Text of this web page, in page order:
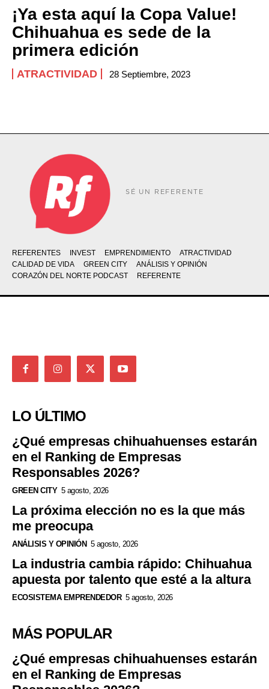
¡Ya esta aquí la Copa Value!
Chihuahua es sede de la
primera edición
ATRACTIVIDAD 28 Septiembre, 2023
SÉ UN REFERENTE
REFERENTES INVEST EMPRENDIMIENTO
ATRACTIVIDAD
CALIDAD DE VIDA
GREEN CITY
ANÁLISIS Y OPINIÓN
CORAZÓN DEL NORTE PODCAST
REFERENTE
LO ÚLTIMO
¿Qué empresas chihuahuenses estarán
en el Ranking de Empresas
Responsables 2026?
GREEN CITY 5 agosto, 2026
La próxima elección no es la que más
me preocupa
ANÁLISIS Y OPINIÓN 5 agosto, 2026
La industria cambia rápido: Chihuahua
apuesta por talento que esté a la altura
ECOSISTEMA EMPRENDEDOR 5 agosto, 2026
MÁS POPULAR
¿Qué empresas chihuahuenses estarán
en el Ranking de Empresas